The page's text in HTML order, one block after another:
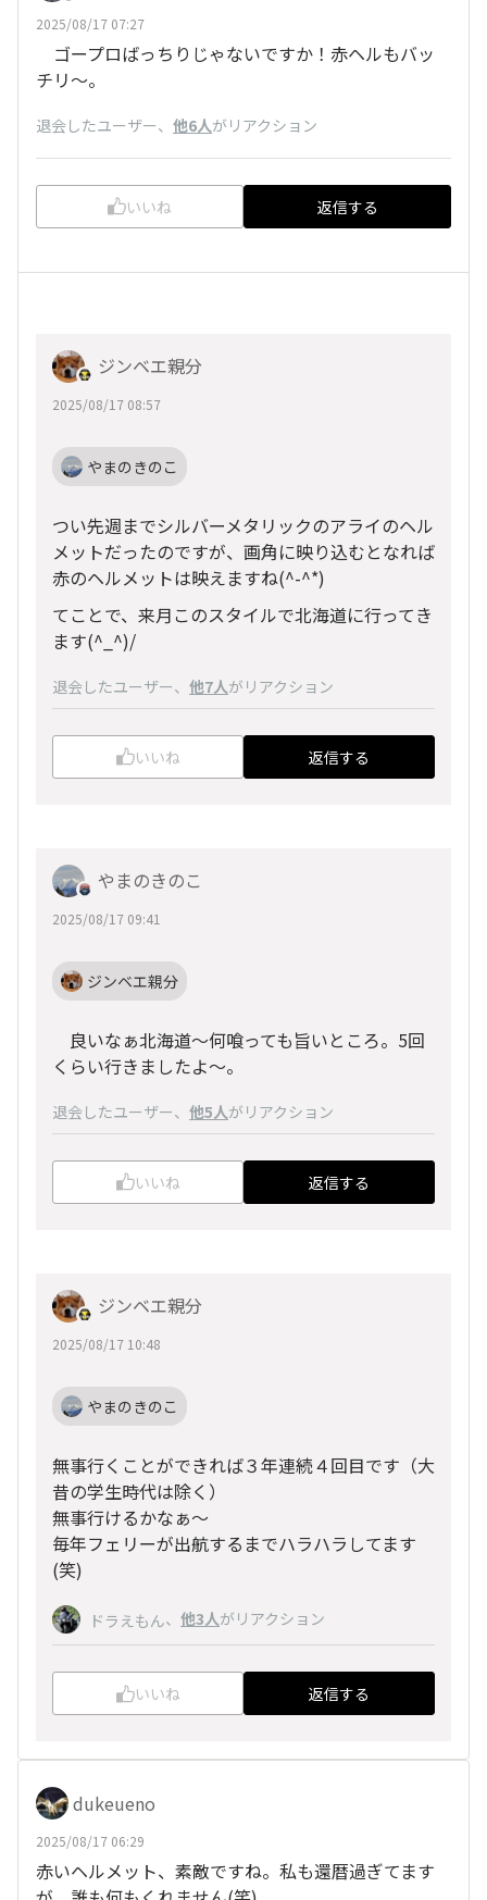
2025/08/17 07:27
ゴープロばっちりじゃないですか！赤ヘルもバッ
チリ～。
退会したユーザー、 他6人がリアクション
いいね 返信する
ジンベエ親分
2025/08/17 08:57
やまのきのこ
つい先週までシルバーメタリックのアライのヘル
メットだったのですが、画角に映り込むとなれば
赤のヘルメットは映えますね(^-^*)
てことで、来月このスタイルで北海道に行ってき
ます(^_^)/
退会したユーザー、 他7人がリアクション
いいね 返信する
やまのきのこ
2025/08/17 09:41
ジンベエ親分
良いなぁ北海道～何喰っても旨いところ。5回
くらい行きましたよ～。
退会したユーザー、 他5人がリアクション
いいね 返信する
ジンベエ親分
2025/08/17 10:48
やまのきのこ
無事行くことができれば３年連続４回目です（大
昔の学生時代は除く）
無事行けるかなぁ～
毎年フェリーが出航するまでハラハラしてます
(笑)
ドラえもん、 他3人がリアクション
いいね 返信する
dukeueno
2025/08/17 06:29
赤いヘルメット、素敵ですね。私も還暦過ぎてます